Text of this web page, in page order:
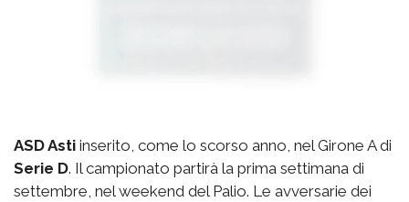
ASD Asti inserito, come lo scorso anno, nel Girone A di
Serie D. Il campionato partirà la prima settimana di
settembre, nel weekend del Palio. Le avversarie dei